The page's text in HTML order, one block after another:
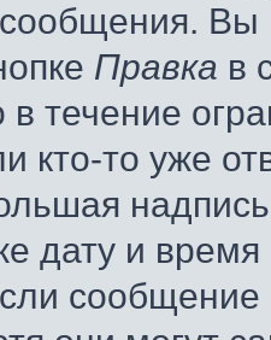
Вы
Правка в
в течение
кто-то уже
дату и